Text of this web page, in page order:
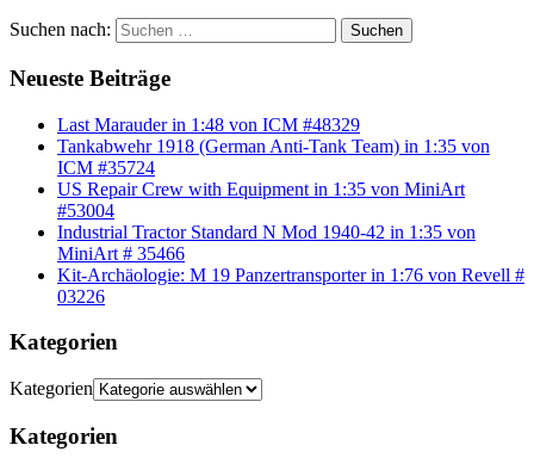
Suchen nach: Suchen
Neueste Beiträge
Last Marauder in 1:48 von ICM #48329
Tankabwehr 1918 (German Anti-Tank Team) in 1:35 von
ICM #35724
US Repair Crew with Equipment in 1:35 von MiniArt
#53004
Industrial Tractor Standard N Mod 1940-42 in 1:35 von
MiniArt # 35466
Kit-Archäologie: M 19 Panzertransporter in 1:76 von Revell #
03226
Kategorien
Kategorien
Kategorien